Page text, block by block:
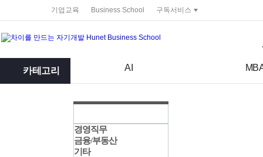
기업교육 Business School 구독서비스
카테고리 AI
경영직무
금융/부동산
기타